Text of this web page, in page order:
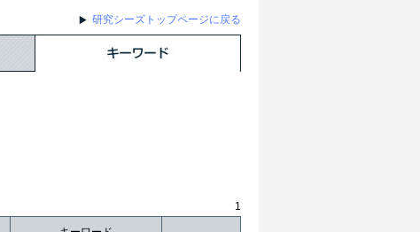
研究シーズトップページに戻る
1